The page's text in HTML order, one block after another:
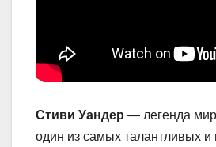
Стиви Уандер — легенда
один из самых талантливых и